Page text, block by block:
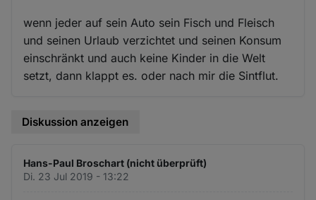
wenn jeder auf sein Auto sein Fisch und Fleisch
und seinen Urlaub verzichtet und seinen Konsum
einschränkt und auch keine Kinder in die Welt
setzt, dann klappt es. oder nach mir die Sintflut.
Diskussion anzeigen
Hans-Paul Broschart (nicht überprüft)
Di. 23 Jul 2019 - 13:22